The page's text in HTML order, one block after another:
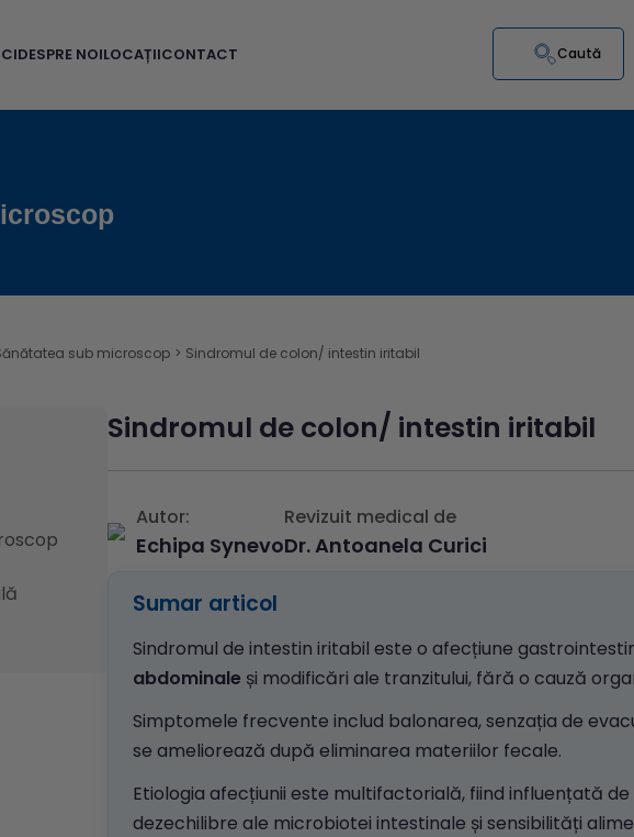
DESPRE NOILOCAȚIICONTACT Caută
sub microscop > Sindromul de colon/ intestin iritabil
Sindromul de colon/ intestin iritabil
Autor:
Echipa Synevo
Revizuit medical de
Dr. Antoanela Curici
Sumar articol
Sindromul de intestin iritabil este o afecțiune
abdominale și modificări ale tranzitului, fără o cauză
Simptomele frecvente includ balonarea, senzația de
se ameliorează după eliminarea materiilor fecale.
Etiologia afecțiunii este multifactorială, fiind influențată
dezechilibre ale microbiotei intestinale și sensibilități